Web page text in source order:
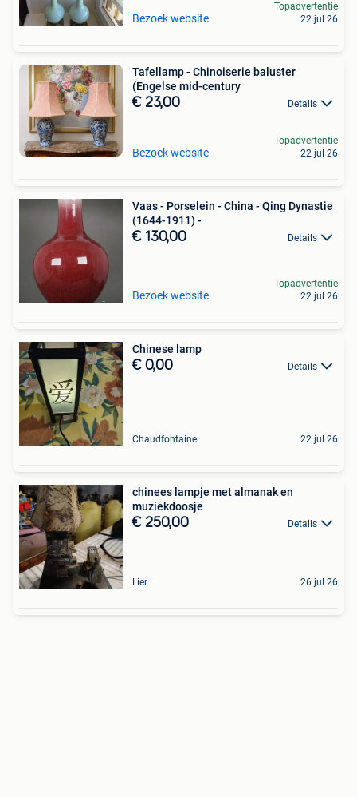
Bezoek website
Topadvertentie
22 jul 26
Tafellamp - Chinoiserie baluster
(Engelse mid-century
€ 23,00 Details
Bezoek website
Topadvertentie
22 jul 26
Vaas - Porselein - China - Qing Dynastie
(1644-1911) -
€ 130,00 Details
Bezoek website
Topadvertentie
22 jul 26
Chinese lamp
€ 0,00 Details
Chaudfontaine 22 jul 26
chinees lampje met almanak en
muziekdoosje
€ 250,00 Details
Lier 26 jul 26